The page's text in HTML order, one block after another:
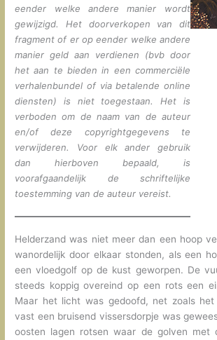
eender welke andere manier wordt
gewijzigd. Het doorverkopen van dit
fragment of er op eender welke andere
manier geld aan verdienen (bvb door
het aan te bieden in een commerciële
verhalenbundel of via betalende online
diensten) is niet toegestaan. Het is
verboden om de naam van de auteur
en/of deze copyrightgegevens te
verwijderen. Voor elk ander gebruik
dan hierboven bepaald, is
voorafgaandelijk de schriftelijke
toestemming van de auteur vereist.
Helderzand was niet meer dan een hoop
wanordelijk door elkaar stonden, als een
een vloedgolf op de kust geworpen. De
steeds koppig overeind op een rots een
Maar het licht was gedoofd, net zoals
vast een bruisend vissersdorpje was
oosten lagen rotsen waar de golven met